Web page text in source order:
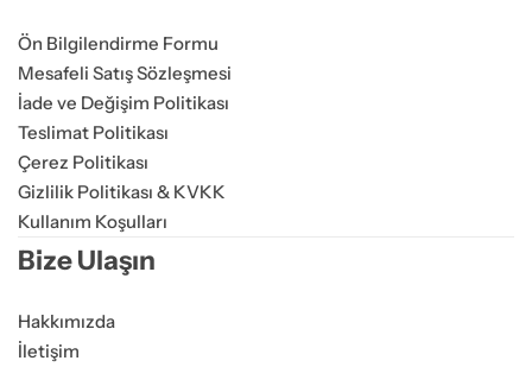
Ön Bilgilendirme Formu
Mesafeli Satış Sözleşmesi
İade ve Değişim Politikası
Teslimat Politikası
Çerez Politikası
Gizlilik Politikası & KVKK
Kullanım Koşulları
Bize Ulaşın
Hakkımızda
İletişim